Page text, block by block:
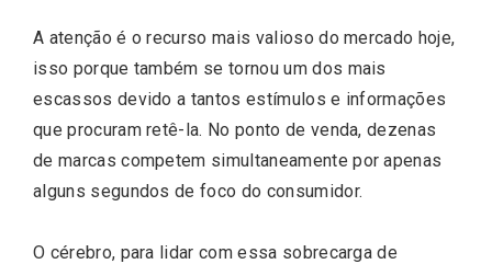
A atenção é o recurso mais valioso do mercado hoje,
isso porque também se tornou um dos mais
escassos devido a tantos estímulos e informações
que procuram retê-la. No ponto de venda, dezenas
de marcas competem simultaneamente por apenas
alguns segundos de foco do consumidor.
O cérebro, para lidar com essa sobrecarga de